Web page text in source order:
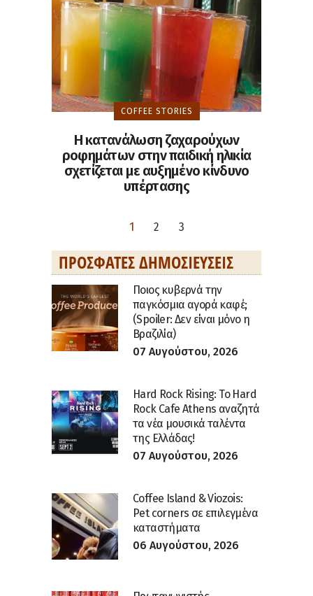
COFFEE STORIES
Η κατανάλωση ζαχαρούχων
ροφημάτων στην παιδική ηλικία
σχετίζεται με αυξημένο κίνδυνο
υπέρτασης
1 2 3
ΠΡΌΣΦΑΤΕΣ ΔΗΜΟΣΙΕΎΣΕΙΣ
Ποιος κυβερνά την
παγκόσμια αγορά καφέ;
(Spoiler: Δεν είναι μόνο η
Βραζιλία)
07 Αυγούστου, 2026
Hard Rock Rising: Το Hard
Rock Cafe Athens αναζητά
τα νέα μουσικά ταλέντα
της Ελλάδας!
07 Αυγούστου, 2026
Coffee Island & Viozois:
Pet corners σε επιλεγμένα
καταστήματα
06 Αυγούστου, 2026